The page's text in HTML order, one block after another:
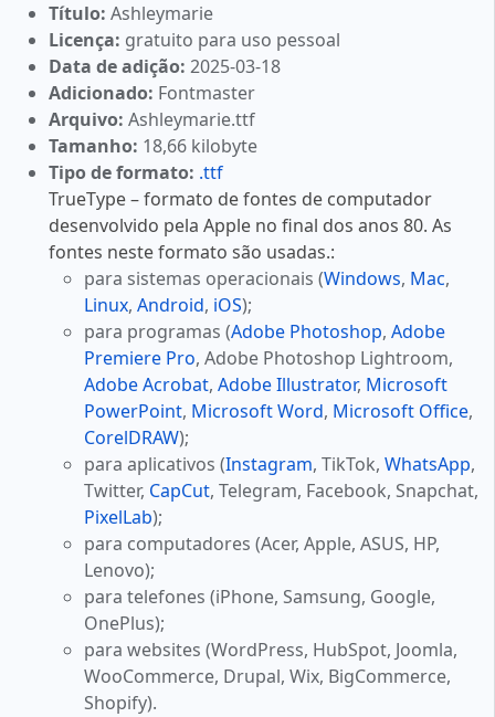
Título: Ashleymarie
Licença: gratuito para uso pessoal
Data de adição: 2025-03-18
Adicionado: Fontmaster
Arquivo: Ashleymarie.ttf
Tamanho: 18,66 kilobyte
Tipo de formato: .ttf
TrueType – formato de fontes de computador
desenvolvido pela Apple no final dos anos 80. As
fontes neste formato são usadas.:
para sistemas operacionais (Windows, Mac,
Linux, Android, iOS);
para programas (Adobe Photoshop, Adobe
Premiere Pro, Adobe Photoshop Lightroom,
Adobe Acrobat, Adobe Illustrator, Microsoft
PowerPoint, Microsoft Word, Microsoft Office,
CorelDRAW);
para aplicativos (Instagram, TikTok, WhatsApp,
Twitter, CapCut, Telegram, Facebook, Snapchat,
PixelLab);
para computadores (Acer, Apple, ASUS, HP,
Lenovo);
para telefones (iPhone, Samsung, Google,
OnePlus);
para websites (WordPress, HubSpot, Joomla,
WooCommerce, Drupal, Wix, BigCommerce,
Shopify).